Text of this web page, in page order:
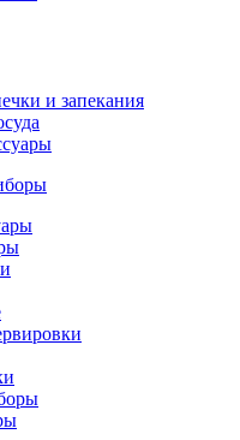
и запекания